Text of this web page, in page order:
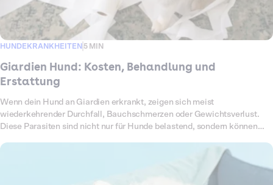
HUNDEKRANKHEITEN 5 MIN
Giardien Hund: Kosten, Behandlung und
Erstattung
Wenn dein Hund an Giardien erkrankt, zeigen sich meist
wiederkehrender Durchfall, Bauchschmerzen oder Gewichtsverlust.
Diese Parasiten sind nicht nur für Hunde belastend, sondern können
eine konsequente Behandlung mit Medikamenten,
Hygienemaßnahmen und Kontrolluntersuchungen. All das summiert
sich schnell zu einer hohen Rechnung. In diesem Artikel erfährst du,